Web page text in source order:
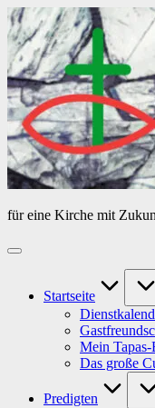
Skip
to
content
für eine Kirche mit
Startseite
Mein Tapas-
Das große
Predigten